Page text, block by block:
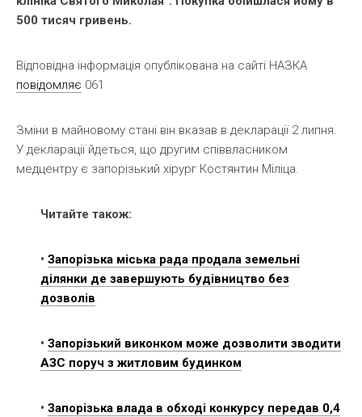
500 тисяч гривень.
Відповідна інформація опублікована на сайті НАЗКА
повідомляє 061
Зміни в майновому стані він вказав в декларації 2 липня.
У декларації йдеться, що другим співвласником
медцентру є запорізький хірург Костянтин Міліца.
Читайте також:
• Запорізька міська рада продала земельні
ділянки де завершують будівництво без
дозволів
• Запорізький виконком може дозволити зводити
АЗС поруч з житловим будинком
• Запорізька влада в обході конкурсу передав 0,4